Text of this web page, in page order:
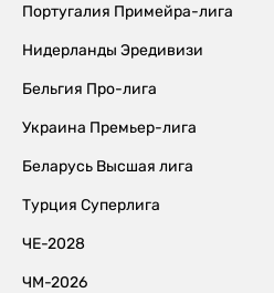
Португалия Примейра-лига
Нидерланды Эредивизи
Бельгия Про-лига
Украина Премьер-лига
Беларусь Высшая лига
Турция Суперлига
ЧЕ-2028
ЧМ-2026